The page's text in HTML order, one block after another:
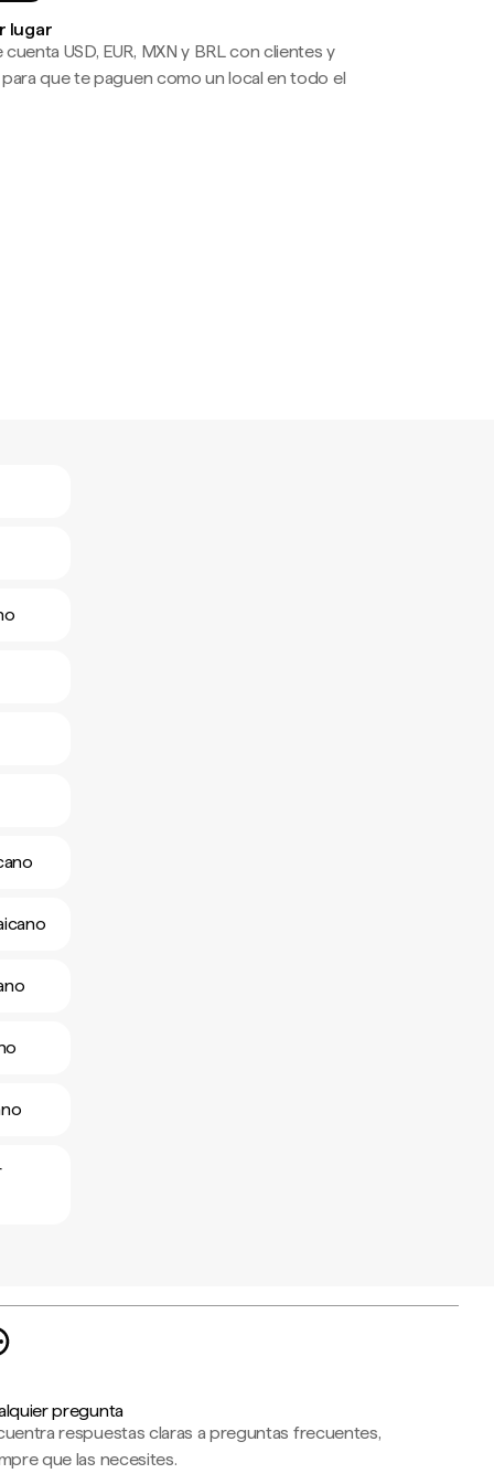
lugar
USD, EUR, MXN y BRL con clientes y
que te paguen como un local en todo el
pregunta
respuestas claras a preguntas frecuentes,
que las necesites.